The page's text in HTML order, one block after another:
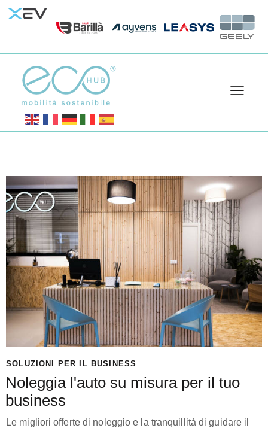
SOLUZIONI PER IL BUSINESS
Noleggia l'auto su misura per il tuo
business
Le migliori offerte di noleggio e la tranquillità di guidare il